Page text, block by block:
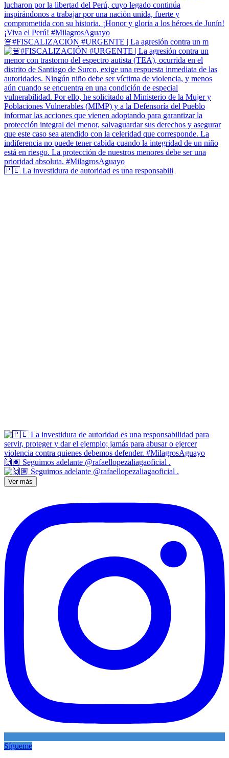
🚨#FISCALIZACIÓN #URGENTE | La agresión contra un m
🇵🇪 La investidura de autoridad es una responsabili
🙌🏽 Seguimos adelante @rafaellopezaliagaoficial .
Ver más
Sígueme